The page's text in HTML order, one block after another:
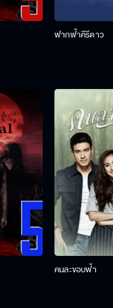
ฟากฟ้าคีรีดาว
คนละขอบฟ้า